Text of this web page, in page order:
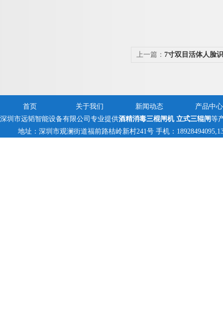
上一篇： 7寸双目活体人脸
首页 关于我们 新闻动态
产品中心
深圳市远韬智能设备有限公司专业提供酒精消毒三棍闸机 立式三辊闸等
地址：深圳市观澜街道福前路桔岭新村241号 手机：